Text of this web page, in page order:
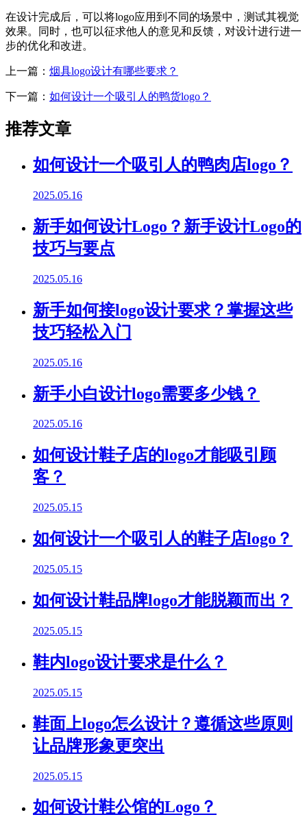
在设计完成后，可以将logo应用到不同的场景中，测试其视觉
效果。同时，也可以征求他人的意见和反馈，对设计进行进一
步的优化和改进。
上一篇： 烟具logo设计有哪些要求？
下一篇： 如何设计一个吸引人的鸭货logo？
推荐文章
如何设计一个吸引人的鸭肉店logo？
2025.05.16
新手如何设计Logo？新手设计Logo的
技巧与要点
2025.05.16
新手如何接logo设计要求？掌握这些
技巧轻松入门
2025.05.16
新手小白设计logo需要多少钱？
2025.05.16
如何设计鞋子店的logo才能吸引顾
客？
2025.05.15
如何设计一个吸引人的鞋子店logo？
2025.05.15
如何设计鞋品牌logo才能脱颖而出？
2025.05.15
鞋内logo设计要求是什么？
2025.05.15
鞋面上logo怎么设计？遵循这些原则
让品牌形象更突出
2025.05.15
如何设计鞋公馆的Logo？